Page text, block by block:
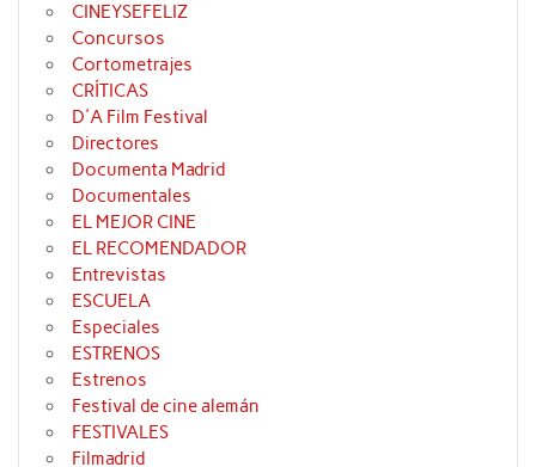
CINEYSEFELIZ
Concursos
Cortometrajes
CRÍTICAS
D'A Film Festival
Directores
Documenta Madrid
Documentales
EL MEJOR CINE
EL RECOMENDADOR
Entrevistas
ESCUELA
Especiales
ESTRENOS
Estrenos
Festival de cine alemán
FESTIVALES
Filmadrid